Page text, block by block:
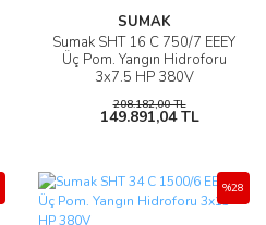
SUMAK
Sumak SHT 16 C 750/7 EEEY
Üç Pom. Yangın Hidroforu
3x7.5 HP 380V
208.182,00 TL
149.891,04 TL
%28